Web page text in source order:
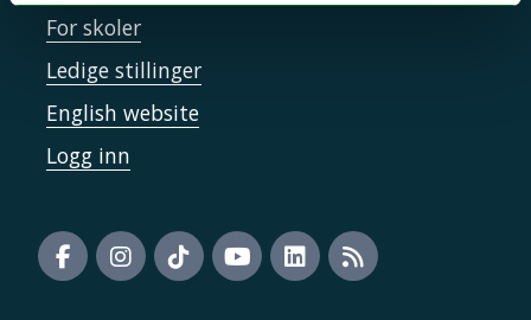
For skoler
Ledige stillinger
English website
Logg inn